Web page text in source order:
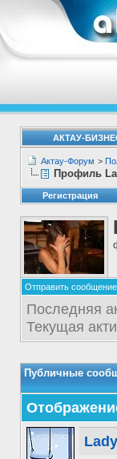
АКТАУ-
Актау-Форум >
Профиль
Регистрация
Отправить сообщение
Последняя
Текущая
Публичные